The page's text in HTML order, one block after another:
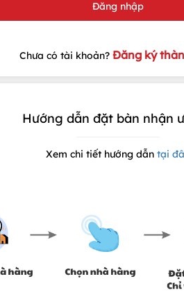
Chưa có tài khoản? Đăng ký
Hướng dẫn đặt bàn nhận
Xem chi tiết hướng dẫn tại